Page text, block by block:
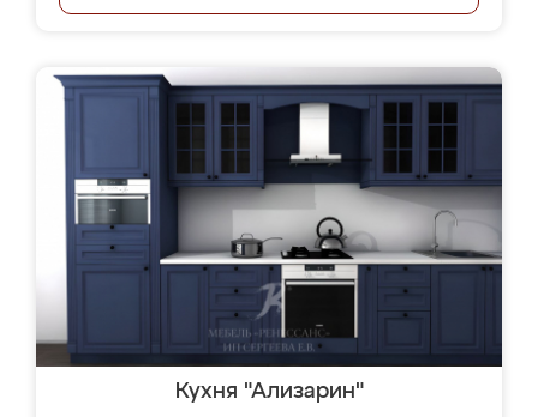
Кухня "Ализарин"